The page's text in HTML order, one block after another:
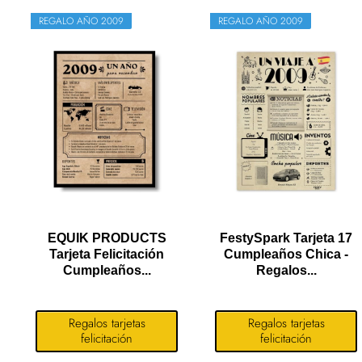
REGALO AÑO 2009
EQUIK PRODUCTS
Tarjeta Felicitación
Cumpleaños...
Regalos tarjetas
felicitación
REGALO AÑO 2009
FestySpark Tarjeta 17
Cumpleaños Chica -
Regalos...
Regalos tarjetas
felicitación